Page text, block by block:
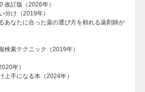
改訂版（2026年）
分け（2019年）
あなたに合った薬の選び方を頼れる薬剤師が
検索テクニック（2019年）
年）
上手になる本（2024年）